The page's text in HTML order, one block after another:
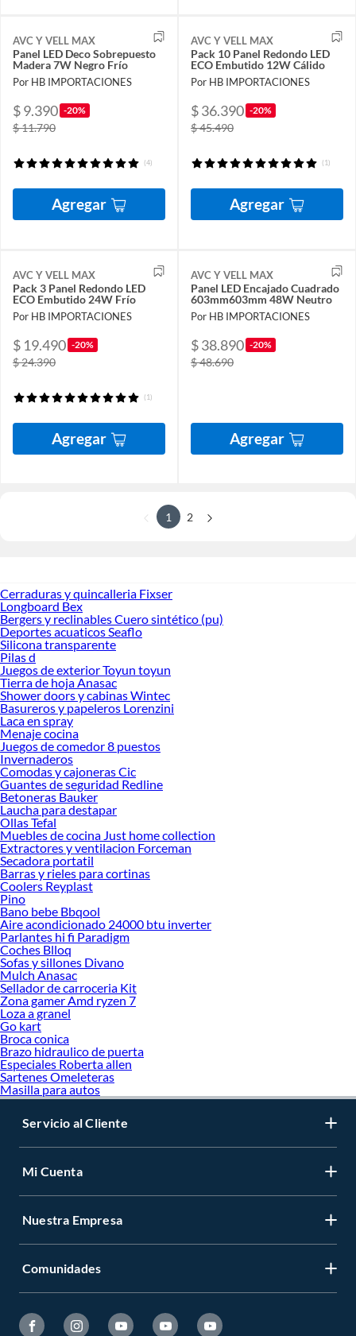
AVC Y VELL MAX
Panel LED Deco Sobrepuesto
Madera 7W Negro Frío
Por HB IMPORTACIONES
$ 9.390 -20%
$ 11.790
(4)
Agregar
AVC Y VELL MAX
Pack 10 Panel Redondo LED
ECO Embutido 12W Cálido
Por HB IMPORTACIONES
$ 36.390 -20%
$ 45.490
(1)
Agregar
AVC Y VELL MAX
Pack 3 Panel Redondo LED
ECO Embutido 24W Frío
Por HB IMPORTACIONES
$ 19.490 -20%
$ 24.390
(1)
Agregar
AVC Y VELL MAX
Panel LED Encajado Cuadrado
603mm603mm 48W Neutro
Por HB IMPORTACIONES
$ 38.890 -20%
$ 48.690
Agregar
1 2
Cerraduras y quincalleria Fixser
Longboard Bex
Bergers y reclinables Cuero sintético (pu)
Deportes acuaticos Seaflo
Silicona transparente
Pilas d
Juegos de exterior Toyun toyun
Tierra de hoja Anasac
Shower doors y cabinas Wintec
Basureros y papeleros Lorenzini
Laca en spray
Menaje cocina
Juegos de comedor 8 puestos
Invernaderos
Comodas y cajoneras Cic
Guantes de seguridad Redline
Betoneras Bauker
Laucha para destapar
Ollas Tefal
Muebles de cocina Just home collection
Extractores y ventilacion Forceman
Secadora portatil
Barras y rieles para cortinas
Coolers Reyplast
Pino
Bano bebe Bbqool
Aire acondicionado 24000 btu inverter
Parlantes hi fi Paradigm
Coches Blloq
Sofas y sillones Divano
Mulch Anasac
Sellador de carroceria Kit
Zona gamer Amd ryzen 7
Loza a granel
Go kart
Broca conica
Brazo hidraulico de puerta
Especiales Roberta allen
Sartenes Omeleteras
Masilla para autos
Servicio al Cliente
Mi Cuenta
Nuestra Empresa
Comunidades